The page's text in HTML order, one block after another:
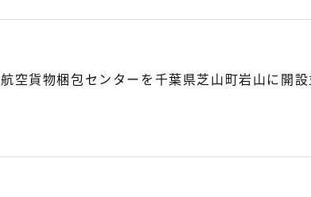
航空貨物梱包センターを千葉県芝山町岩山に開